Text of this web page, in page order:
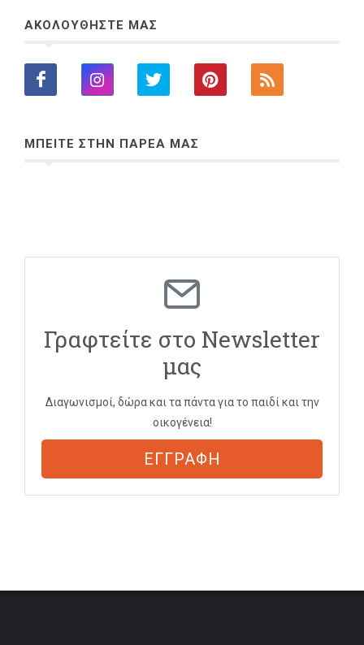
ΑΚΟΛΟΥΘΗΣΤΕ ΜΑΣ
ΜΠΕΙΤΕ ΣΤΗΝ ΠΑΡΕΑ ΜΑΣ
Γραφτείτε στο Newsletter
μας
Διαγωνισμοί, δώρα και τα πάντα για το παιδί και την
οικογένεια!
ΕΓΓΡΑΦΗ